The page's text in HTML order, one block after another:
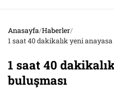
Anasayfa/Haberler/
1 saat 40 dakikalık yeni
1 saat 40
buluşması